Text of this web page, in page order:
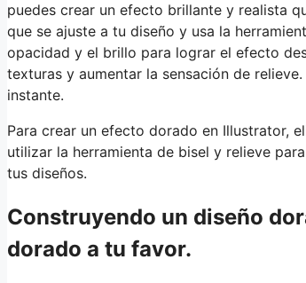
puedes crear un efecto brillante y realista
que se ajuste a tu diseño y usa la
opacidad y el brillo para lograr el efecto
texturas y aumentar la sensación de
instante.
Para crear un efecto dorado en Illustrator,
utilizar la herramienta de bisel y relieve
tus diseños.
Construyendo un diseño
dorado a tu favor.